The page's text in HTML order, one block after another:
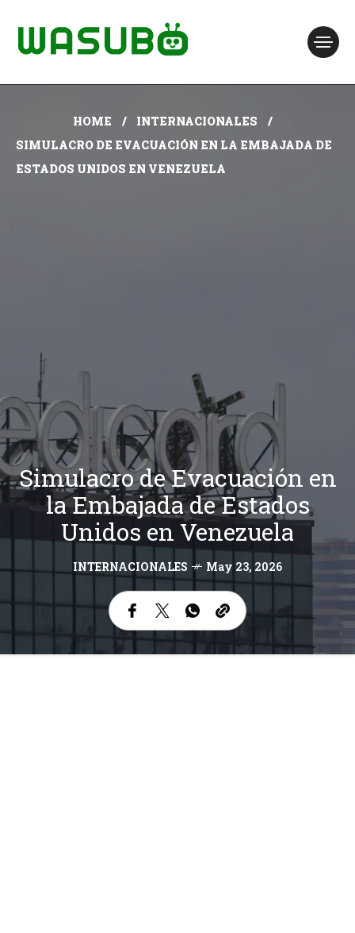
HOME
INTERNACIONALES
SIMULACRO DE EVACUACIÓN EN LA EMBAJADA DE
ESTADOS UNIDOS EN VENEZUELA
Simulacro de Evacuación en
la Embajada de Estados
Unidos en Venezuela
INTERNACIONALES May 23, 2026